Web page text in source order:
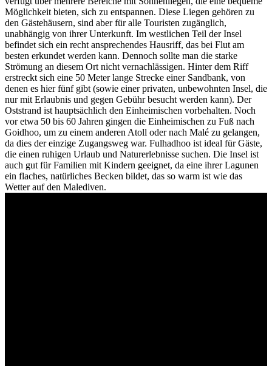
Möglichkeit bieten, sich zu entspannen. Diese Liegen gehören zu
den Gästehäusern, sind aber für alle Touristen zugänglich,
unabhängig von ihrer Unterkunft. Im westlichen Teil der Insel
befindet sich ein recht ansprechendes Hausriff, das bei Flut am
besten erkundet werden kann. Dennoch sollte man die starke
Strömung an diesem Ort nicht vernachlässigen. Hinter dem Riff
erstreckt sich eine 50 Meter lange Strecke einer Sandbank, von
denen es hier fünf gibt (sowie einer privaten, unbewohnten Insel, die
nur mit Erlaubnis und gegen Gebühr besucht werden kann). Der
Oststrand ist hauptsächlich den Einheimischen vorbehalten. Noch
vor etwa 50 bis 60 Jahren gingen die Einheimischen zu Fuß nach
Goidhoo, um zu einem anderen Atoll oder nach Malé zu gelangen,
da dies der einzige Zugangsweg war. Fulhadhoo ist ideal für Gäste,
die einen ruhigen Urlaub und Naturerlebnisse suchen. Die Insel ist
auch gut für Familien mit Kindern geeignet, da eine ihrer Lagunen
ein flaches, natürliches Becken bildet, das so warm ist wie das
Wetter auf den Malediven.